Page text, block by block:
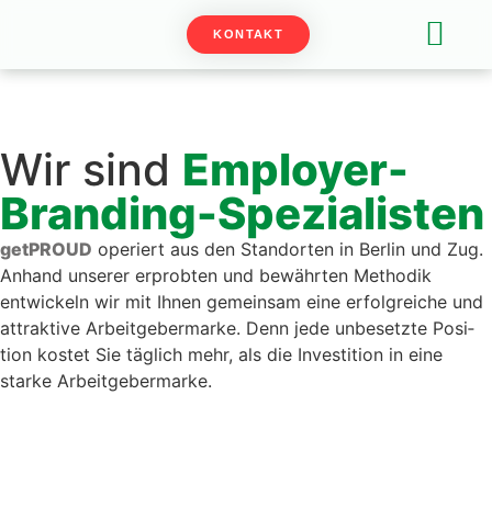
KONTAKT
Wir sind Employer-
Branding-Spezialisten
get­PROUD operiert aus den Stan­dorten in Berlin und Zug.
Anhand unser­er erprobten und bewährten Methodik
entwick­eln wir mit Ihnen gemein­sam eine erfol­gre­iche und
attrak­tive Arbeit­ge­ber­marke. Denn jede unbe­set­zte Posi­
tion kostet Sie täglich mehr, als die Investi­tion in eine
starke Arbeit­ge­ber­marke.